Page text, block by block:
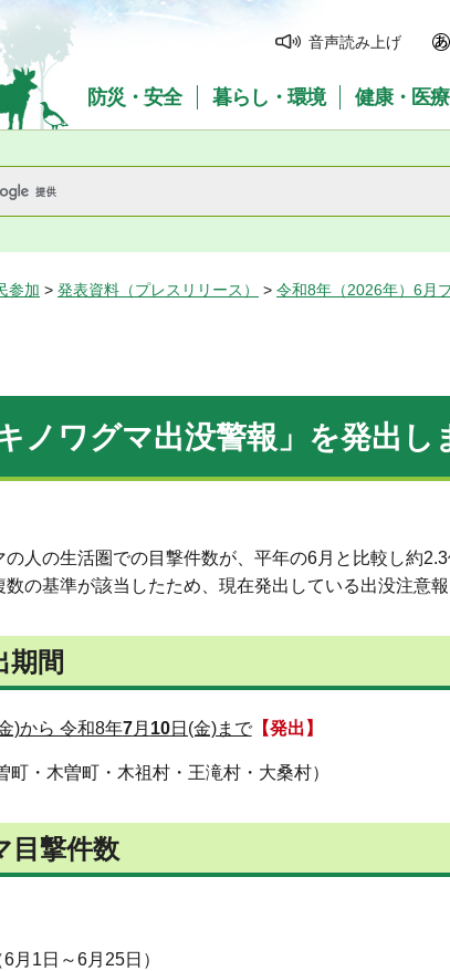
Prefecture
音声読み上げ
防災・安全 暮らし・環境 健康・医
参加 > 発表資料（プレスリリース） > 令和8年（2026年）6月
ノワグマ出没警報」を発出し
人の生活圏での目撃件数が、平年の6月と比較し約
の基準が該当したため、現在発出している出没注意
期間
)から 令和8年7月 10日(金)まで【発出】
・木曽町・木祖村・王滝村・大桑村）
目撃件数
6月1日～6月25日）